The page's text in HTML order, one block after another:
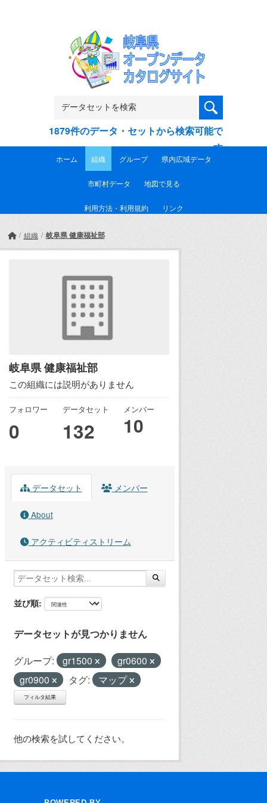
1879件のデータ・セットから検索可能で
す
ホーム 組織 グループ 県内広域データ
市町村データ 地図で見る
利用方法・利用規約 リンク
組織 岐阜県 健康福祉部
岐阜県 健康福祉部
この組織には説明がありません
フォロワー
0
データセット
132
メンバー
10
データセット メンバー
About
アクティビティストリーム
並び順
データセットが見つかりません
グループ: gr1500
gr0600
gr0900
タグ: マップ
フィルタ結果
他の検索を試してください。